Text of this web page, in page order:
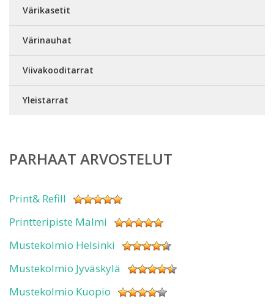
Värikasetit
Värinauhat
Viivakooditarrat
Yleistarrat
PARHAAT ARVOSTELUT
Print& Refill
Printteripiste Malmi
Mustekolmio Helsinki
Mustekolmio Jyväskylä
Mustekolmio Kuopio